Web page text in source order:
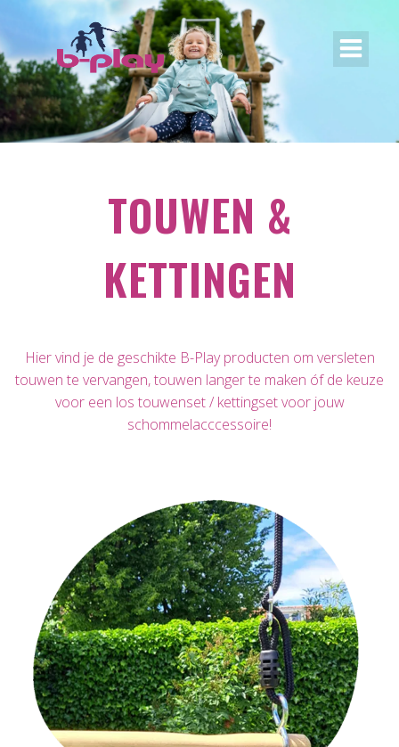
TOUWEN &
KETTINGEN
Hier vind je de geschikte B-Play producten om versleten
touwen te vervangen, touwen langer te maken óf de keuze
voor een los touwenset / kettingset voor jouw
schommelacccessoire!